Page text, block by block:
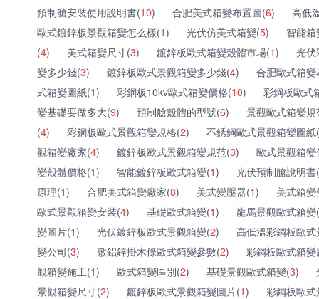
預制艙安裝使用說明書(10) 合肥美式箱變布置圖(6)
高低
歐式鍍鋅板景觀箱變怎么樣(1) 光伏仿美式箱變(5)
智能
(4) 美式箱變尺寸(3) 鍍鋅板歐式箱變殼體市場(1)
光伏
變多少錢(3) 鍍鋅板歐式景觀箱變多少錢(4)
合肥歐式箱
式箱變圖紙(1) 彩鋼板10kv歐式箱變價格(10)
彩鋼板歐式
變基礎要做多大(9) 預制艙殼體的型號(6)
景觀歐式箱變規
(4) 彩鋼板歐式景觀箱變規格(2)
不銹鋼歐式景觀箱變圖紙(
觀箱變廠家(4) 鍍鋅板歐式景觀箱變規范(3)
歐式景觀箱
變殼體價格(1) 智能鍍鋅板歐式箱變(1)
光伏預制艙說明書(
原理(1) 合肥美式箱變廠家(8) 美式變壓器(1)
美式箱
歐式景觀箱變安裝(4) 基礎歐式箱變(1)
龍馬景觀歐式箱變(
變圖片(1) 光伏鍍鋅板歐式景觀箱變(2)
高低溫彩鋼板歐
變公司(3) 敷鋁鋅掛木條歐式箱變參數(2)
彩鋼板歐式箱
觀箱變施工(1) 歐式箱變區別(2) 基礎景觀歐式箱變(3)
景觀箱變尺寸(2) 鍍鋅板歐式景觀箱變圖片(1) 彩鋼板歐